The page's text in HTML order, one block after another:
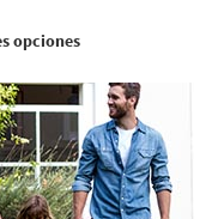
opciones